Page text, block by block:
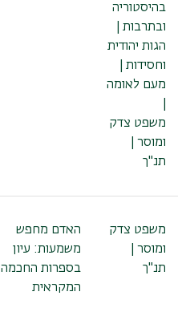
בהיסטוריה
ובתרבות |
הגות יהודית
וחסידות |
מעם לאומה
משפט צדק
ומוסר |
תנ"ך
משפט צדק
ומוסר |
תנ"ך
האדם מחפש
משמעות: עיון
בספרות החכמה
המקראית